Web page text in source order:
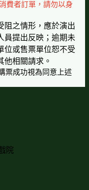
費者訂單，請勿以身
阻之情形，應於演出
員提出反映；逾期未
位或售票單位恕不受
他相關請求。
票成功視為同意上述
院